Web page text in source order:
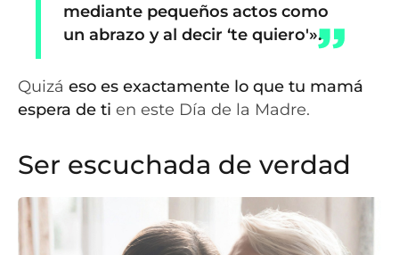
mediante pequeños actos como
un abrazo y al decir ‘te quiero'».
Quizá eso es exactamente lo que tu mamá
espera de ti en este Día de la Madre.
Ser escuchada de verdad